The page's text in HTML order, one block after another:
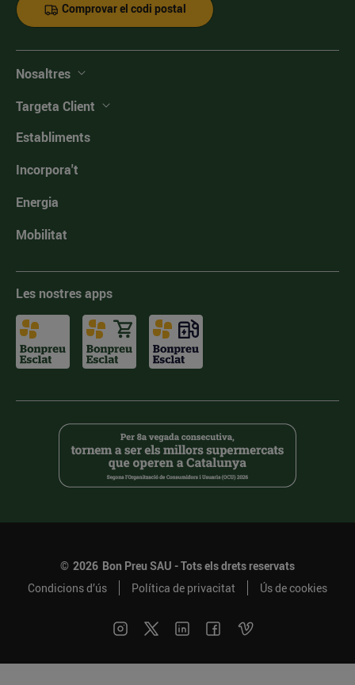
Comprovar el codi postal
Nosaltres
Targeta Client
Establiments
Incorpora't
Energia
Mobilitat
Les nostres apps
© 2026 Bon Preu SAU - Tots els drets reservats
Condicions d’ús
Política de privacitat Ús de cookies